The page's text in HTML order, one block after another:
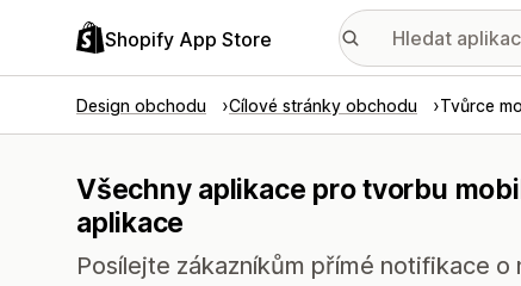
Shopify App Store
Design obchodu Cílové stránky obchodu Tvůrce
Všechny aplikace pro tvorbu
aplikace
Posílejte zákazníkům přímé notifikace